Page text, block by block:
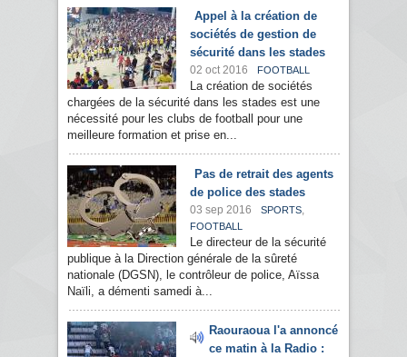
Appel à la création de
sociétés de gestion de
sécurité dans les stades
02 oct 2016 FOOTBALL
La création de sociétés
chargées de la sécurité dans les stades est une
nécessité pour les clubs de football pour une
meilleure formation et prise en...
Pas de retrait des agents
de police des stades
03 sep 2016 SPORTS,
FOOTBALL
Le directeur de la sécurité
publique à la Direction générale de la sûreté
nationale (DGSN), le contrôleur de police, Aïssa
Naïli, a démenti samedi à...
Raouraoua l'a annoncé
ce matin à la Radio :